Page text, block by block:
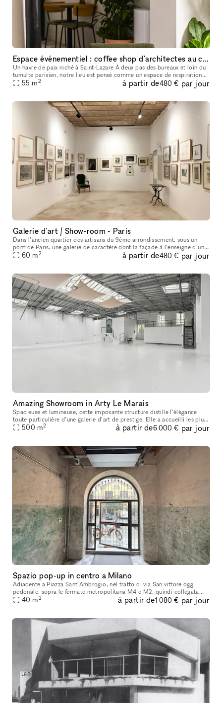
Espace événementiel : coffee shop d'architectes au coeur du 8ème !
Un havre de paix niché à Saint-Lazare À deux pas des bureaux et loin du
tumulte parisien, notre lieu est pensé comme un espace de respiration
au cœur du quartier Saint-Lazare. Nous proposons un servi
55 m2 à partir de480 € par jour
Galerie d'art / Show-room - Paris
Dans l’ancien quartier des artisans du 9ème arrondissement, sous un
pont de Paris, une galerie de caractère dont la façade à l’enseigne d’un
caviste de la fin du 19ème siècle a été restaurée dans le
60 m2 à partir de480 € par jour
Amazing Showroom in Arty Le Marais
Spacieuse et lumineuse, cette imposante structure distille l’élégance
toute particulière d’une galerie d’art de prestige. Elle a accueilli les plus
grands noms de l’art, de la haute couture et du cin
500 m2 à partir de6 000 € par jour
Spazio pop-up in centro a Milano
Adiacente a Piazza Sant’Ambrogio, nel tratto di via San vittore oggi
pedonale, sopra le fermate metropolitana M4 e M2, quindi collegata
con Linate e Malpensa in uno stabile d’epoca con un cortile di
40 m2 à partir de1 080 € par jour